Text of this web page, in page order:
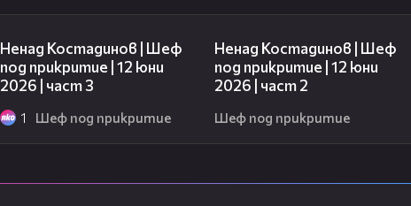
Ненад Костадинов | Шеф
под прикритие | 12 юни
2026 | част 3
1 Шеф под прикритие
Ненад Костадинов | Шеф
под прикритие | 12 юни
2026 | част 2
Шеф под прикритие